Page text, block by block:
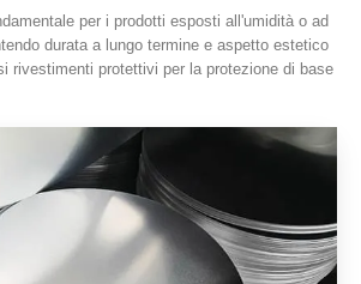
per i prodotti esposti all'umidità o ad
durata a lungo termine e aspetto estetico
rivestimenti protettivi per la protezione di base